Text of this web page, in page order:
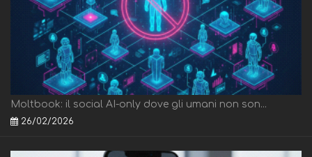
Moltbook: il social AI-only dove gli umani non son...
26/02/2026